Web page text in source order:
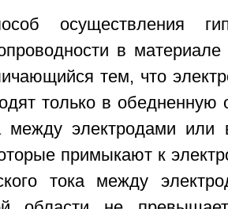
осуществления
в
тем, что
только в обедненную
между электродами или
примыкают к
тока между